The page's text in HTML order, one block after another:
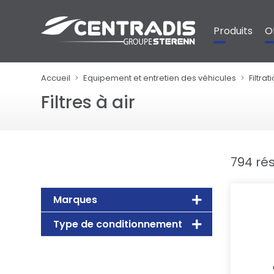
Produits
Accueil Equipement et entretien des véhicules
Filtres à air
Marques
Type de conditionnement
794